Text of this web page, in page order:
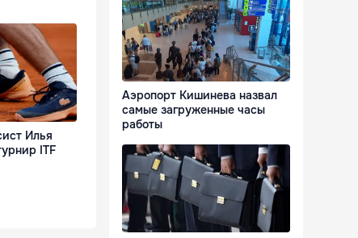
Илья
ITF
Аэропорт Кишинева назвал
самые загруженные часы
работы